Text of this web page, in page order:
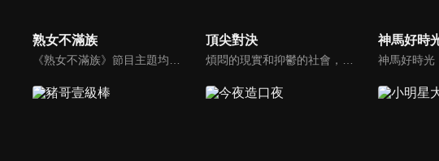
熟女不滿族 頂尖對決 神馬好時